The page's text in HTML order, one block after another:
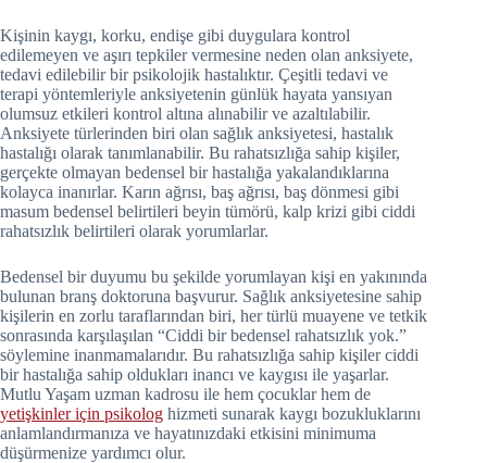
Kişinin kaygı, korku, endişe gibi duygulara kontrol
edilemeyen ve aşırı tepkiler vermesine neden olan anksiyete,
tedavi edilebilir bir psikolojik hastalıktır. Çeşitli tedavi ve
terapi yöntemleriyle anksiyetenin günlük hayata yansıyan
olumsuz etkileri kontrol altına alınabilir ve azaltılabilir.
Anksiyete türlerinden biri olan sağlık anksiyetesi, hastalık
hastalığı olarak tanımlanabilir. Bu rahatsızlığa sahip kişiler,
gerçekte olmayan bedensel bir hastalığa yakalandıklarına
kolayca inanırlar. Karın ağrısı, baş ağrısı, baş dönmesi gibi
masum bedensel belirtileri beyin tümörü, kalp krizi gibi ciddi
rahatsızlık belirtileri olarak yorumlarlar.
Bedensel bir duyumu bu şekilde yorumlayan kişi en yakınında
bulunan branş doktoruna başvurur. Sağlık anksiyetesine sahip
kişilerin en zorlu taraflarından biri, her türlü muayene ve tetkik
sonrasında karşılaşılan “Ciddi bir bedensel rahatsızlık yok.”
söylemine inanmamalarıdır. Bu rahatsızlığa sahip kişiler ciddi
bir hastalığa sahip oldukları inancı ve kaygısı ile yaşarlar.
Mutlu Yaşam uzman kadrosu ile hem çocuklar hem de
yetişkinler için psikolog hizmeti sunarak kaygı bozukluklarını
anlamlandırmanıza ve hayatınızdaki etkisini minimuma
düşürmenize yardımcı olur.